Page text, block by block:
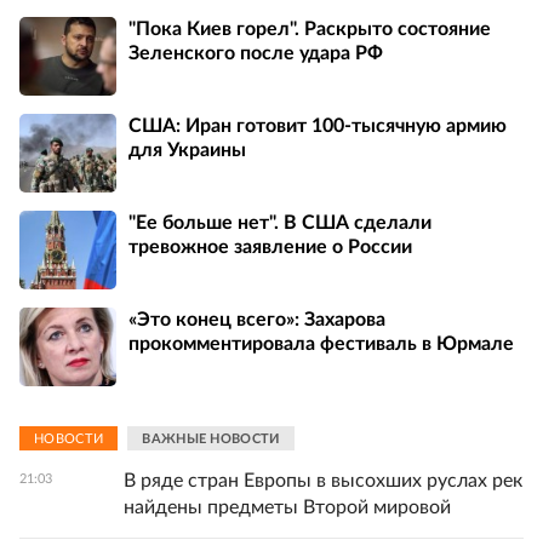
"Пока Киев горел". Раскрыто состояние
Зеленского после удара РФ
США: Иран готовит 100-тысячную армию
для Украины
"Ее больше нет". В США сделали
тревожное заявление о России
«Это конец всего»: Захарова
прокомментировала фестиваль в Юрмале
НОВОСТИ ВАЖНЫЕ НОВОСТИ
21:03
В ряде стран Европы в высохших руслах рек
найдены предметы Второй мировой